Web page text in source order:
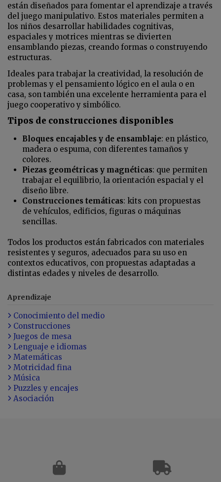
están diseñados para fomentar el aprendizaje a través
del juego manipulativo. Estos materiales permiten a
los niños desarrollar habilidades cognitivas,
espaciales y motrices mientras se divierten
ensamblando piezas, creando formas o construyendo
estructuras.
Ideales para trabajar la creatividad, la resolución de
problemas y el pensamiento lógico en el aula o en
casa, son también una excelente herramienta para el
juego cooperativo y simbólico.
Tipos de construcciones disponibles
Bloques encajables y de ensamblaje: en plástico,
madera o espuma, con diferentes tamaños y
colores.
Piezas geométricas y magnéticas: que permiten
trabajar el equilibrio, la orientación espacial y el
diseño libre.
Construcciones temáticas: kits con propuestas
de vehículos, edificios, figuras o máquinas
sencillas.
Todos los productos están fabricados con materiales
resistentes y seguros, adecuados para su uso en
contextos educativos, con propuestas adaptadas a
distintas edades y niveles de desarrollo.
Aprendizaje
Conocimiento del medio
Construcciones
Juegos de mesa
Lenguaje e idiomas
Matemáticas
Motricidad fina
Música
Puzzles y encajes
Asociación